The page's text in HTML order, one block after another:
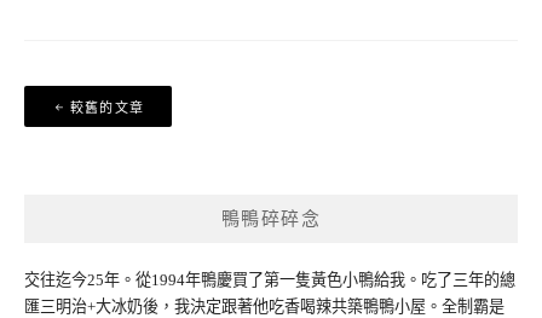
文
章
較舊的文章
鴨鴨碎碎念
交往迄今25年。從1994年鴨慶買了第一隻黃色小鴨給我。吃了三年的總
匯三明治+大冰奶後，我決定跟著他吃香喝辣共築鴨鴨小屋。全制霸是